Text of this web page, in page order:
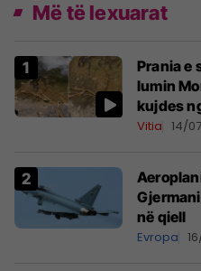
Më të lexuarat
Prania e
lumin
kujdes
Vitia 14/
në qiell
Evropa